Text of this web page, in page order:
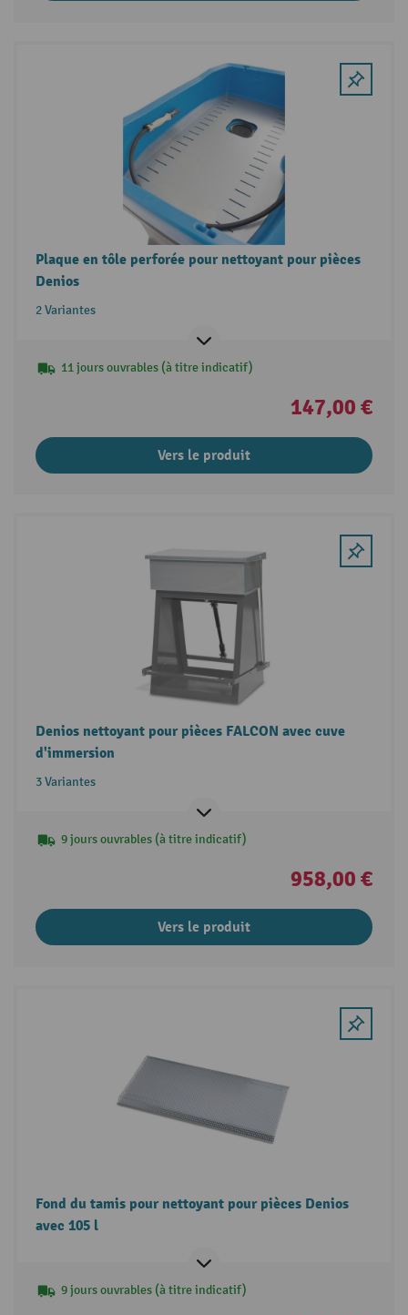
Plaque en tôle perforée pour nettoyant pour pièces
Denios
2 Variantes
11 jours ouvrables (à titre indicatif)
147,00 €
Vers le produit
Denios nettoyant pour pièces FALCON avec cuve
d'immersion
3 Variantes
9 jours ouvrables (à titre indicatif)
958,00 €
Vers le produit
Fond du tamis pour nettoyant pour pièces Denios
avec 105 l
9 jours ouvrables (à titre indicatif)